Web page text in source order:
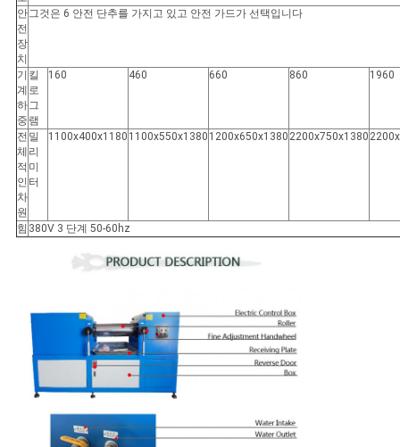
안
전
장
치
그것은 6 안전 단추를 가지고 있고 안전 가드가 선택입니다
기
계
하
중
킬
로
그
램
160 460 660 860 1960
전
체
적
인
차
원
밀
리
미
터
1100x400x1180 1100x550x1380 1200x650x1380 2200x750x1380
힘 380V 3 단계 50-60hz